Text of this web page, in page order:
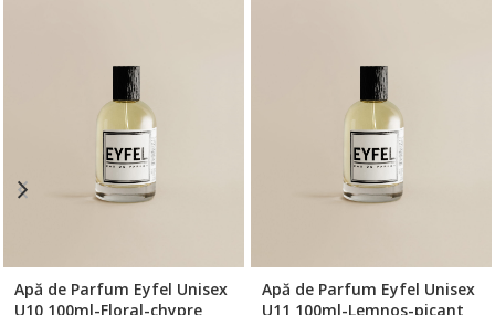
Apă de Parfum Eyfel Unisex
U10 100ml-Floral-chypre
Apă de Parfum Eyfel Unisex
U11 100ml-Lemnos-picant